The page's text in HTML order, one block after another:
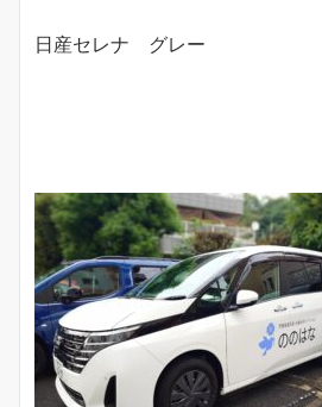
日産セレナ グレー